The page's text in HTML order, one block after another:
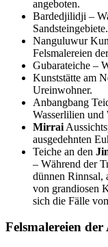
angeboten.
Bardedjilidji –
Sandsteingebiete.
Nanguluwur
Felsmalereien
Gubarateiche –
Kunststätte am
Ureinwohner.
Anbangbang
Wasserlilien und
Mirrai
ausgedehnten
Teiche an den
– Während der
dünnen Rinnsal,
von grandiosen
sich die Fälle
Felsmalereien